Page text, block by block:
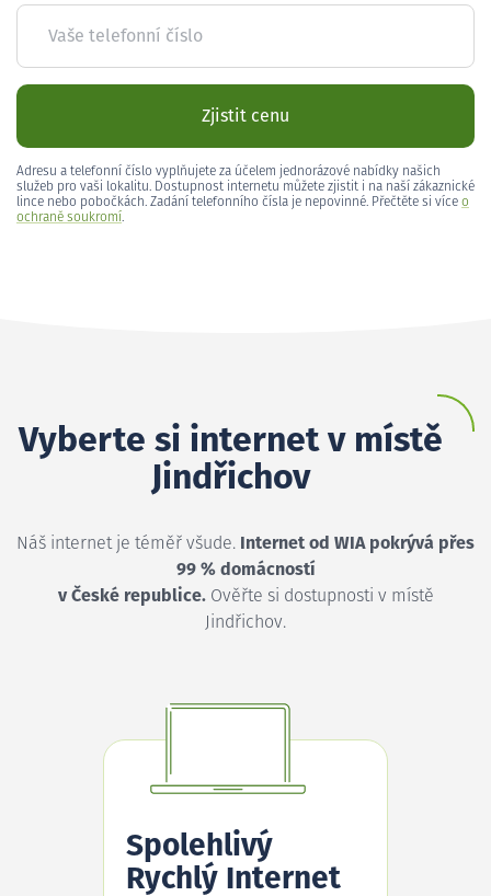
Vaše telefonní číslo
Zjistit cenu
Adresu a telefonní číslo vyplňujete za účelem jednorázové nabídky našich
služeb pro vaši lokalitu. Dostupnost internetu můžete zjistit i na naší zákaznické
lince nebo pobočkách. Zadání telefonního čísla je nepovinné. Přečtěte si více o
ochraně soukromí.
Vyberte si internet v místě
Jindřichov
Náš internet je téměř všude. Internet od WIA pokrývá přes
99 % domácností
v České republice.Ověřte si dostupnosti v místě
Jindřichov.
Spolehlivý
Rychlý Internet